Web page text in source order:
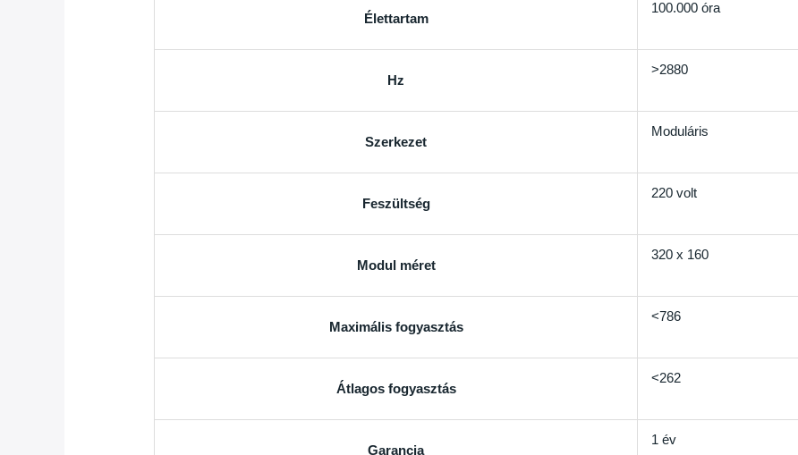
Élettartam
100.000 óra
Hz
>2880
Szerkezet
Moduláris
Feszültség
220 volt
Modul méret
320 x 160
Maximális fogyasztás
<786
Átlagos fogyasztás
<262
Garancia
1 év